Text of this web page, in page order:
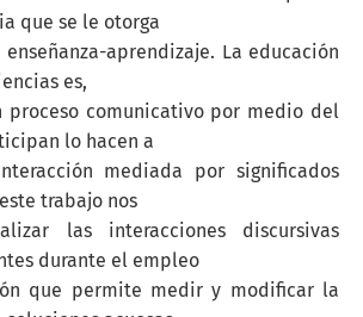
que se le otorga
aprendizaje. La educación
es,
proceso comunicativo por medio del
lo hacen a
mediada por significados
trabajo nos
las interacciones discursivas
durante el empleo
que permite medir y modificar la